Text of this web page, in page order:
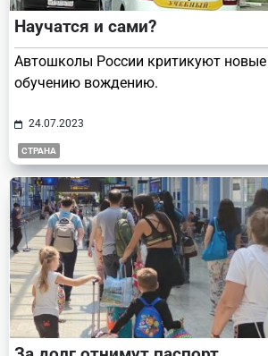
Научатся и сами?
Автошколы России критикуют
обучению вождению.
24.07.2023
СТРАНА